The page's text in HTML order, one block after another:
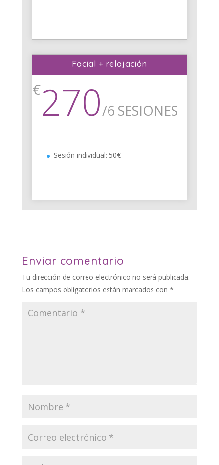
Facial + relajación
€270/6 SESIONES
Sesión individual: 50€
Enviar comentario
Tu dirección de correo electrónico no será publicada.
Los campos obligatorios están marcados con *